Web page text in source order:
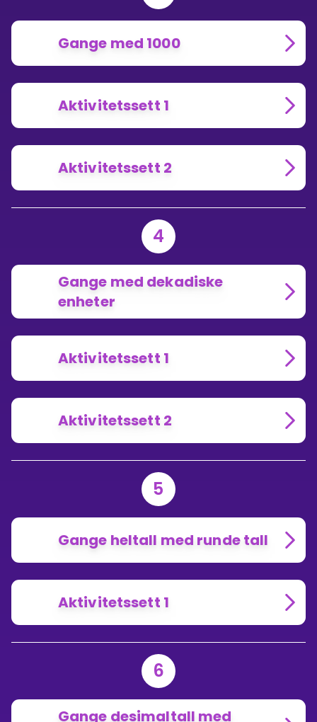
Gange med 1000
Aktivitetssett 1
Aktivitetssett 2
4
Gange med dekadiske
enheter
Aktivitetssett 1
Aktivitetssett 2
5
Gange heltall med runde tall
Aktivitetssett 1
6
Gange desimaltall med